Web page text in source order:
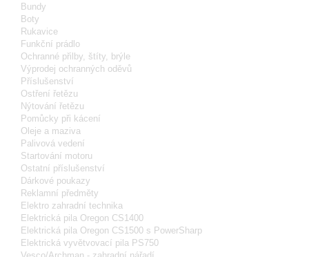
Bundy
Boty
Rukavice
Funkční prádlo
Ochranné přilby, štíty, brýle
Výprodej ochranných oděvů
Příslušenství
Ostření řetězu
Nýtování řetězu
Pomůcky při kácení
Oleje a maziva
Palivová vedení
Startování motoru
Ostatní příslušenství
Dárkové poukazy
Reklamní předměty
Elektro zahradní technika
Elektrická pila Oregon CS1400
Elektrická pila Oregon CS1500 s PowerSharp
Elektrická vyvětvovací pila PS750